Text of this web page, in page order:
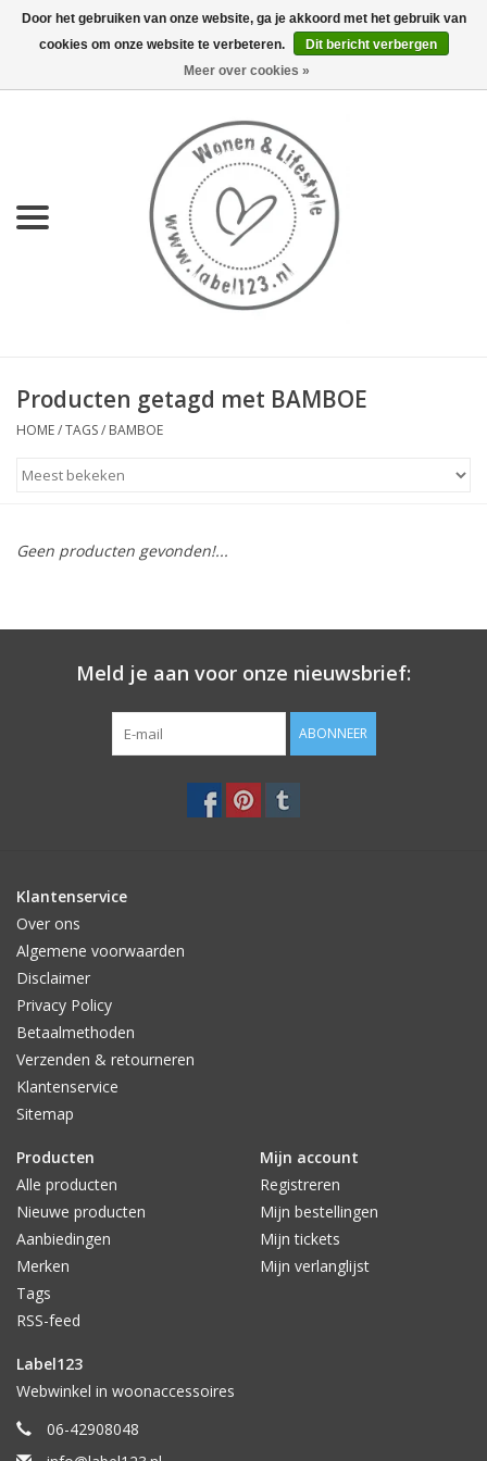
0 Artikelen - €0,00
KEUKEN
LIFESTYLE
MEUBELS
Producten getagd met BAMBOE
HOME/TAGS/ BAMBOE
Geen producten gevonden!...
Meld je aan voor onze nieuwsbrief:
ABONNEER
Klantenservice
Over ons
Algemene voorwaarden
Disclaimer
Privacy Policy
Betaalmethoden
Verzenden & retourneren
Klantenservice
Sitemap
Producten
Alle producten
Nieuwe producten
Aanbiedingen
Merken
Tags
RSS-feed
Mijn account
Registreren
Mijn bestellingen
Mijn tickets
Mijn verlanglijst
Label123
Webwinkel in woonaccessoires
06-42908048
Door het gebruiken van onze website, ga je akkoord met het gebruik van
cookies om onze website te verbeteren.
Dit bericht verbergen
Meer over cookies »